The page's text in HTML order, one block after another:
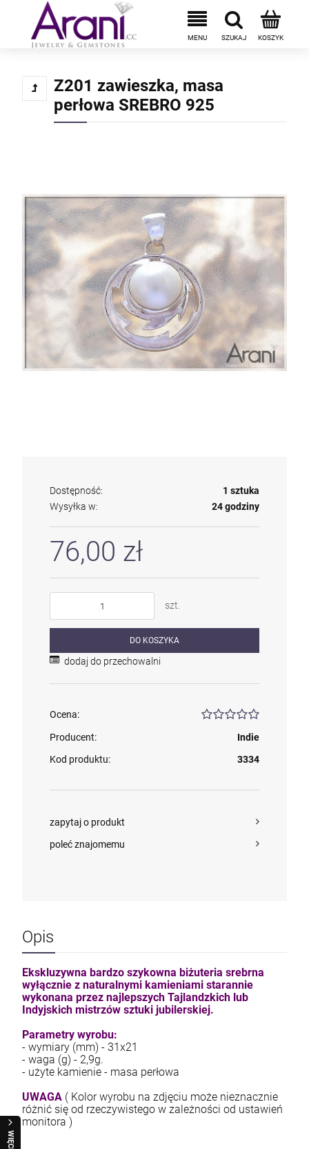
kam F granat okr 3
4,71 zł
WIĘCEJ
Z201 zawieszka, masa
perłowa SREBRO 925
Dostępność:
1 sztuka
Wysyłka w:
24 godziny
76,00 zł
szt.
DO KOSZYKA
dodaj do przechowalni
Ocena:
Producent:
Indie
Kod produktu:
3334
zapytaj o produkt
poleć znajomemu
Opis
Ekskluzywna bardzo szykowna biżuteria srebrna
wyłącznie z naturalnymi kamieniami starannie
wykonana przez najlepszych Tajlandzkich lub
Indyjskich mistrzów sztuki jubilerskiej.
Parametry wyrobu:
- wymiary (mm) - 31x21
- waga (g) - 2,9g.
- użyte kamienie - masa perłowa
UWAGA ( Kolor wyrobu na zdjęciu może nieznacznie
różnić się od rzeczywistego w zależności od ustawień
monitora )